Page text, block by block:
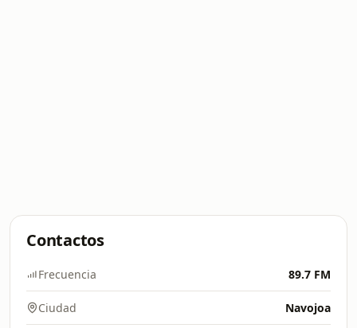
Contactos
Frecuencia 89.7 FM
Ciudad Navojoa